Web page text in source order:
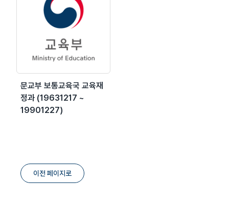
문교부 보통교육국 교육재
정과 (19631217 ~
19901227)
이전 페이지로